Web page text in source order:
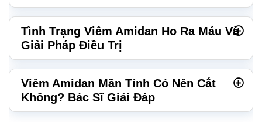
Tình Trạng Viêm Amidan Ho Ra Máu Và
Giải Pháp Điều Trị
Viêm Amidan Mãn Tính Có Nên Cắt
Không? Bác Sĩ Giải Đáp